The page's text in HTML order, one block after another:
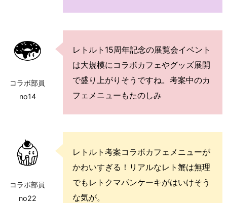
コラボ部員
no14
レトルト15周年記念の展覧会イベント
は大規模にコラボカフェやグッズ展開
で盛り上がりそうですね。考案中のカ
フェメニューもたのしみ
コラボ部員
no22
レトルト考案コラボカフェメニューが
かわいすぎる！リアルなレト蟹は無理
でもレトクマパンケーキがはいけそう
な気が。